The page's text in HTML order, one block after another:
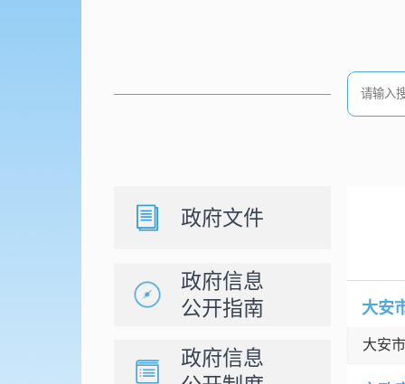
政府文件
政府信息
公开指南
政府信息
大安
大安